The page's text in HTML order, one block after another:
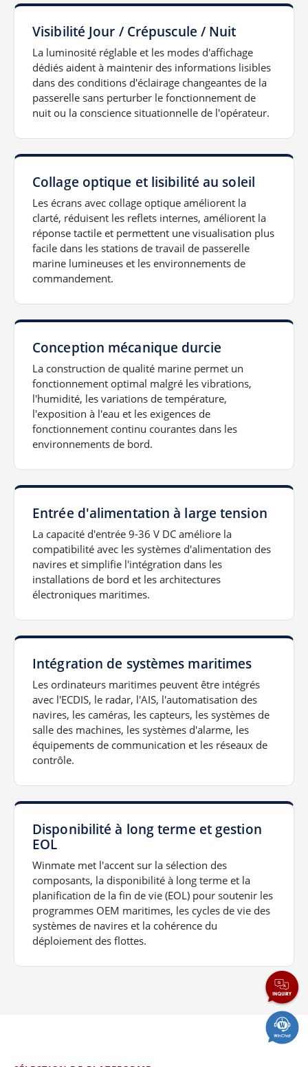
Visibilité Jour / Crépuscule / Nuit
La luminosité réglable et les modes d'affichage
dédiés aident à maintenir des informations lisibles
dans des conditions d'éclairage changeantes de la
passerelle sans perturber le fonctionnement de
nuit ou la conscience situationnelle de l'opérateur.
Collage optique et lisibilité au soleil
Les écrans avec collage optique améliorent la
clarté, réduisent les reflets internes, améliorent la
réponse tactile et permettent une visualisation plus
facile dans les stations de travail de passerelle
marine lumineuses et les environnements de
commandement.
Conception mécanique durcie
La construction de qualité marine permet un
fonctionnement optimal malgré les vibrations,
l'humidité, les variations de température,
l'exposition à l'eau et les exigences de
fonctionnement continu courantes dans les
environnements de bord.
Entrée d'alimentation à large tension
La capacité d'entrée 9-36 V DC améliore la
compatibilité avec les systèmes d'alimentation des
navires et simplifie l'intégration dans les
installations de bord et les architectures
électroniques maritimes.
Intégration de systèmes maritimes
Les ordinateurs maritimes peuvent être intégrés
avec l'ECDIS, le radar, l'AIS, l'automatisation des
navires, les caméras, les capteurs, les systèmes de
salle des machines, les systèmes d'alarme, les
équipements de communication et les réseaux de
contrôle.
Disponibilité à long terme et gestion
EOL
Winmate met l'accent sur la sélection des
composants, la disponibilité à long terme et la
planification de la fin de vie (EOL) pour soutenir les
programmes OEM maritimes, les cycles de vie des
systèmes de navires et la cohérence du
déploiement des flottes.